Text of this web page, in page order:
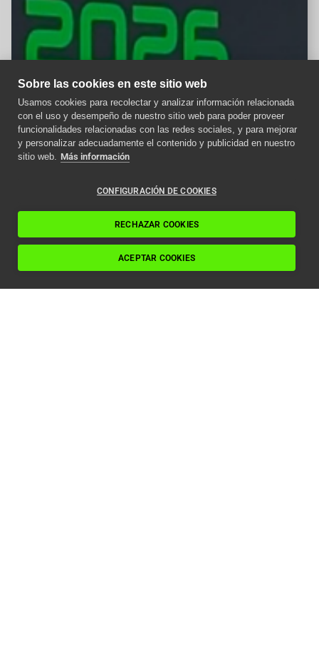
Sobre las cookies en este sitio web
Usamos cookies para recolectar y analizar información relacionada
con el uso y desempeño de nuestro sitio web para poder proveer
funcionalidades relacionadas con las redes sociales, y para mejorar
y personalizar adecuadamente el contenido y publicidad en nuestro
sitio web. Más información
CONFIGURACIÓN DE COOKIES
RECHAZAR COOKIES
ACEPTAR COOKIES
Aviso importante
Como afecta la nueva
ascensores en 2024
Leer artículo